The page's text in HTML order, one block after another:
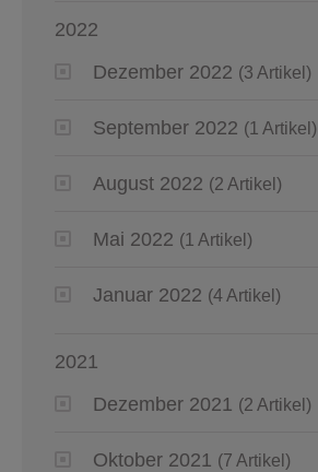
2022
Dezember 2022 (3 Artikel)
September 2022 (1 Artikel)
August 2022 (2 Artikel)
Mai 2022 (1 Artikel)
Januar 2022 (4 Artikel)
2021
Dezember 2021 (2 Artikel)
Oktober 2021 (7 Artikel)